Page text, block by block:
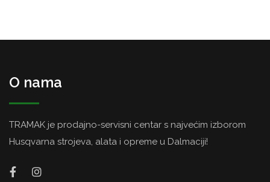
O nama
TRAMAK je prodajno-servisni centar s najvećim izborom
Husqvarna strojeva, alata i opreme u Dalmaciji!